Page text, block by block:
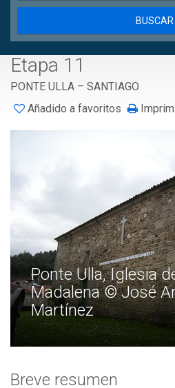
Etapa 11
PONTE ULLA – SANTIAGO
Añadido a favoritos
Ponte Ulla, Iglesia
Madalena © José
Martínez
Breve resumen